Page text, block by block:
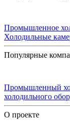
Промышленное
Холодильные
Популярные
Промышленный
холодильного
О проекте